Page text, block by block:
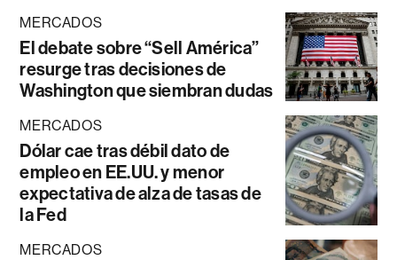
MERCADOS
El debate sobre “Sell América”
resurge tras decisiones de
Washington que siembran dudas
MERCADOS
Dólar cae tras débil dato de
empleo en EE.UU. y menor
expectativa de alza de tasas de
la Fed
MERCADOS